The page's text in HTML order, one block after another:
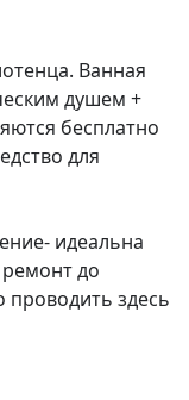
Ванная
душем +
бесплатно
для
идеальна
до
здесь